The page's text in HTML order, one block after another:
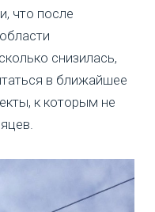
что после
снизилась,
в ближайшее
к которым не